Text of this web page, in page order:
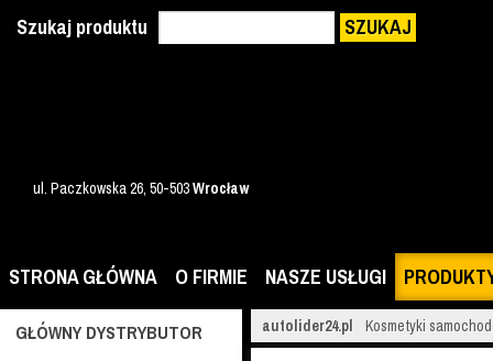
ul. Paczkowska 26, 50-503Wrocław
Szukaj produktu SZUKAJ
STRONA GŁÓWNA O FIRMIE NASZE USŁUGI
GŁÓWNY DYSTRYBUTOR autolider24.pl Kosmetyki